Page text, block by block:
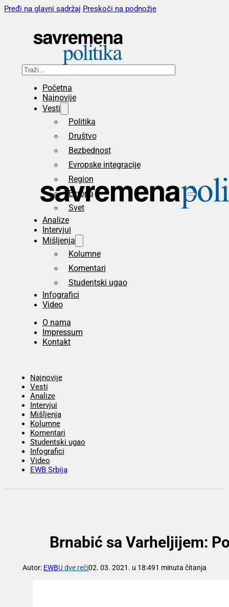
Pređi na glavni sadržaj Preskoči na podnožje
Pretraga
Početna
Najnovije
Vesti
Politika
Društvo
Bezbednost
Evropske integracije
Region
Evropa
Svet
Analize
Intervjui
Mišljenja
Kolumne
Komentari
Studentski ugao
Infografici
Video
O nama
Impressum
Kontakt
Najnovije
Vesti
Analize
Intervjui
Mišljenja
Kolumne
Komentari
Studentski ugao
Infografici
Video
EWB Srbija
Brnabić sa Varheljijem:
Autor: EWBU dve reči02. 03. 2021. u 18:491 minuta čitanja